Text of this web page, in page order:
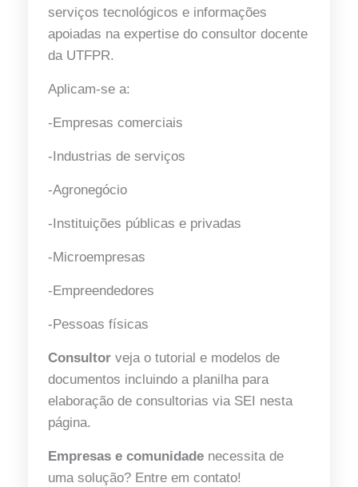
serviços tecnológicos e informações
apoiadas na expertise do consultor docente
da UTFPR.
Aplicam-se a:
-Empresas comerciais
-Industrias de serviços
-Agronegócio
-Instituições públicas e privadas
-Microempresas
-Empreendedores
-Pessoas físicas
Consultor veja o tutorial e modelos de
documentos incluindo a planilha para
elaboração de consultorias via SEI nesta
página.
Empresas e comunidade necessita de
uma solução? Entre em contato!